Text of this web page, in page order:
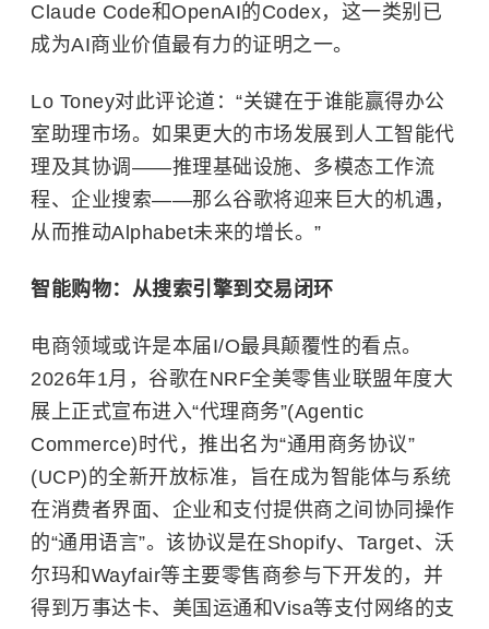
Claude Code和OpenAI的Codex，这一类别已
成为AI商业价值最有力的证明之一。
Lo Toney对此评论道：“关键在于谁能赢得办公
室助理市场。如果更大的市场发展到人工智能代
理及其协调——推理基础设施、多模态工作流
程、企业搜索——那么谷歌将迎来巨大的机遇，
从而推动Alphabet未来的增长。”
智能购物：从搜索引擎到交易闭环
电商领域或许是本届I/O最具颠覆性的看点。
2026年1月，谷歌在NRF全美零售业联盟年度大
展上正式宣布进入“代理商务”(Agentic
Commerce)时代，推出名为“通用商务协议”
(UCP)的全新开放标准，旨在成为智能体与系统
在消费者界面、企业和支付提供商之间协同操作
的“通用语言”。该协议是在Shopify、Target、沃
尔玛和Wayfair等主要零售商参与下开发的，并
得到万事达卡、 美国运通和Visa等支付网络的支